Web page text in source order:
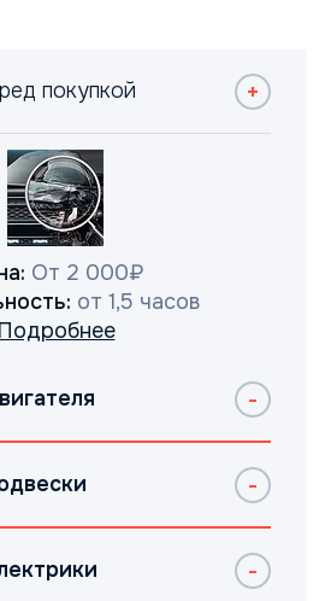
покупкой
От 2 000₽
от 1,5 часов
Подробнее